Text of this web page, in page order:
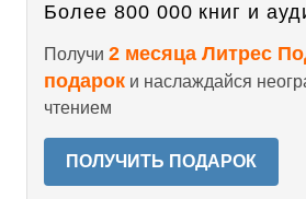
Более 800 000 книг и
Получи 2 месяца Литрес
подарок и наслаждайся
чтением
ПОЛУЧИТЬ ПОДАРОК